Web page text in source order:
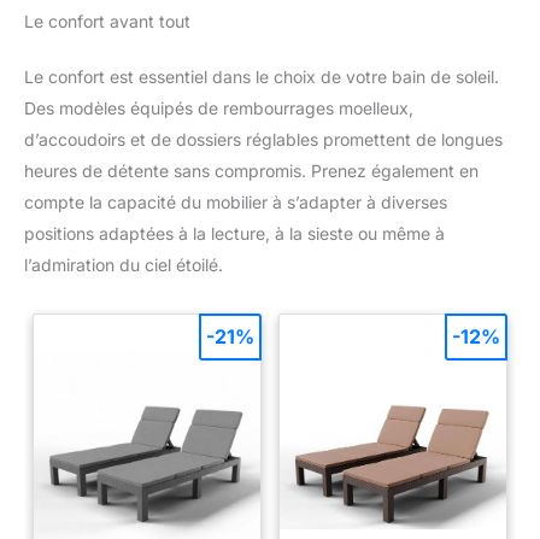
Le confort avant tout
Le confort est essentiel dans le choix de votre bain de soleil.
Des modèles équipés de rembourrages moelleux,
d’accoudoirs et de dossiers réglables promettent de longues
heures de détente sans compromis. Prenez également en
compte la capacité du mobilier à s’adapter à diverses
positions adaptées à la lecture, à la sieste ou même à
l’admiration du ciel étoilé.
-21% -12%